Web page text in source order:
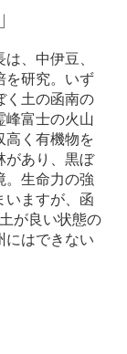
、中伊豆、
を研究。いず
く土の函南の
峰富士の火山
高く有機物を
があり、黒ぼ
。生命力の強
いますが、函
が良い状態の
にはできない